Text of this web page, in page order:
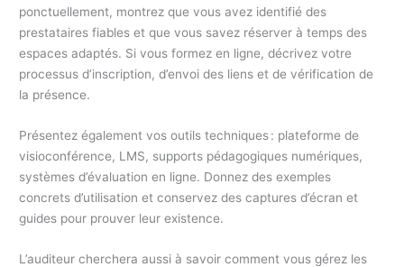
ponctuellement, montrez que vous avez identifié des
prestataires fiables et que vous savez réserver à temps des
espaces adaptés. Si vous formez en ligne, décrivez votre
processus d’inscription, d’envoi des liens et de vérification de
la présence.
Présentez également vos outils techniques : plateforme de
visioconférence, LMS, supports pédagogiques numériques,
systèmes d’évaluation en ligne. Donnez des exemples
concrets d’utilisation et conservez des captures d’écran et
guides pour prouver leur existence.
L’auditeur cherchera aussi à savoir comment vous gérez les